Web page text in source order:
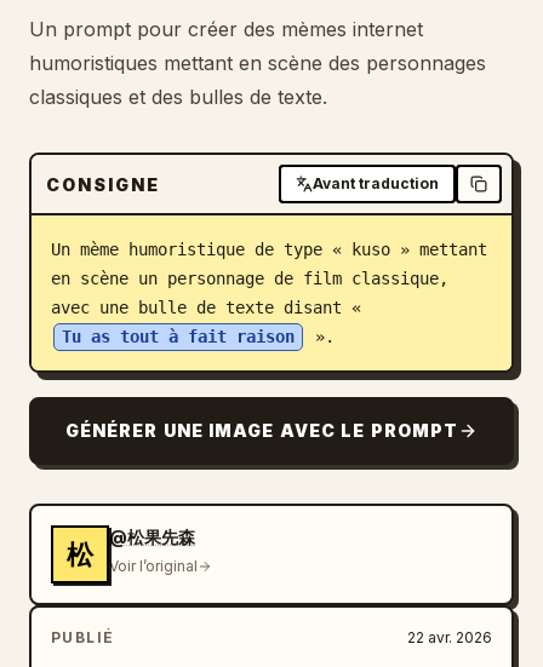
Invites
Télécharger
Blog
Mises à jour
Un prompt pour créer des mèmes internet
humoristiques mettant en scène des personnages
classiques et des bulles de texte.
CONSIGNE Avant traduction
Un mème humoristique de type « kuso » mettant
en scène un personnage de film classique,
avec une bulle de texte disant «
Tu as tout à fait raison
».
GÉNÉRER UNE IMAGE AVEC LE PROMPT
松
@松果先森
Voir l’original
PUBLIÉ 22 avr. 2026